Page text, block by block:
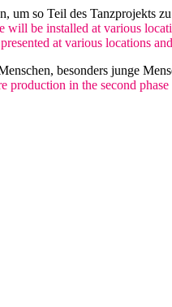
um so Teil des Tanzprojekts
will be installed at various
at various locations
besonders junge
production in the second